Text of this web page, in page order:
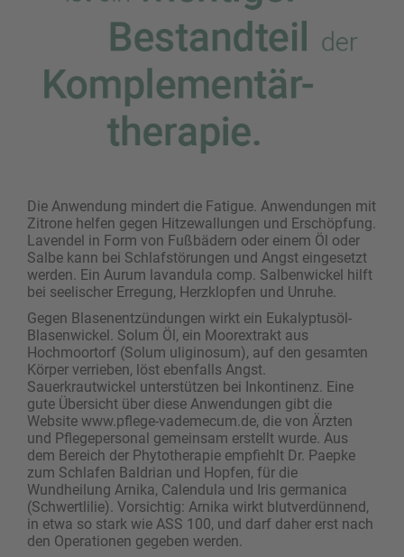
Die Anwendung mindert die Fatigue. Anwendungen mit
Zitrone helfen gegen Hitzewallungen und ­Erschöpfung.
Lavendel in Form von Fußbädern oder einem Öl oder
Salbe kann bei Schlafstörungen und Angst eingesetzt
werden. Ein Aurum lavandula comp. Salbenwickel hilft
bei seelischer Erregung, Herzklopfen und Unruhe.
Gegen Blasenentzündungen wirkt ein Eukalyptusöl-
Blasenwickel. Solum Öl, ein Moorextrakt aus
Hochmoortorf (Solum uliginosum), auf den gesamten
Körper verrieben, löst ebenfalls Angst.
Sauerkrautwickel unterstützen bei Inkontinenz. Eine
gute Übersicht über diese Anwendungen gibt die
Website www.pflege-vademecum.de, die von Ärzten
und Pflegepersonal gemeinsam erstellt wurde. Aus
dem Bereich der Phytotherapie empfiehlt Dr. Paepke
zum Schlafen Baldrian und Hopfen, für die
Wundheilung Arnika, Calendula und Iris germanica
(Schwertlilie). Vorsichtig: Arnika wirkt blutverdünnend,
in etwa so stark wie ASS 100, und darf daher erst nach
den Operationen gegeben werden.